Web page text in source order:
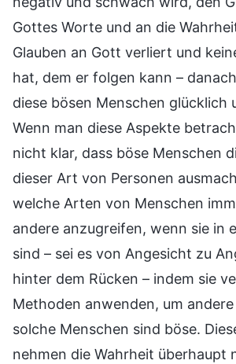
Gottes Worte und an die
Glauben an Gott verliert und
hat, dem er folgen kann –
diese bösen Menschen glücklich
Wenn man diese Aspekte
nicht klar, dass böse Menschen
dieser Art von Personen
welche Arten von Menschen
andere anzugreifen, wenn sie in
sind – sei es von Angesicht zu
hinter dem Rücken – indem sie
Methoden anwenden, um
solche Menschen sind böse.
nehmen die Wahrheit überhaupt